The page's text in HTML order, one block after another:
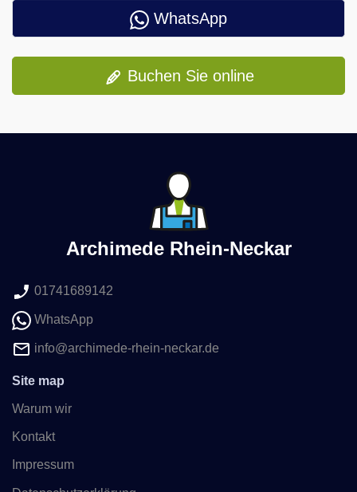
WhatsApp
Buchen Sie online
Archimede Rhein-Neckar
01741689142
WhatsApp
info@archimede-rhein-neckar.de
Site map
Warum wir
Kontakt
Impressum